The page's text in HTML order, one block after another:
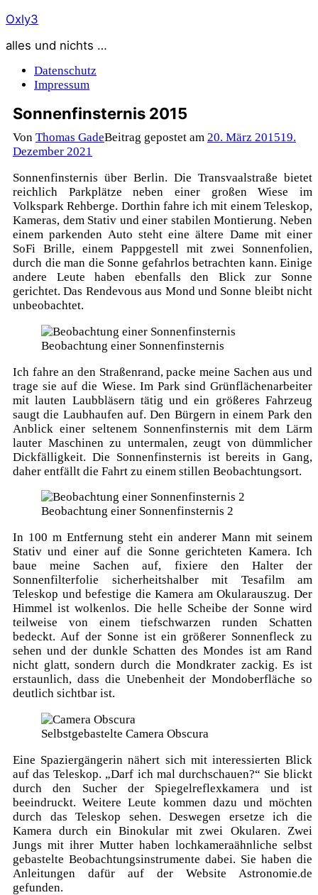
Zum
springen
Oxly3
alles und nichts …
Datenschutz
Impressum
Sonnenfinsternis 2015
Von Thomas GadeBeitrag gepostet am 20. März 201519.
Dezember 2021
Sonnenfinsternis über Berlin. Die Transvaalstraße bietet
reichlich Parkplätze neben einer großen Wiese im
Volkspark Rehberge. Dorthin fahre ich mit einem Teleskop,
Kameras, dem Stativ und einer stabilen Montierung. Neben
einem parkenden Auto steht eine ältere Dame mit einer
SoFi Brille, einem Pappgestell mit zwei Sonnenfolien,
durch die man die Sonne gefahrlos betrachten kann. Einige
andere Leute haben ebenfalls den Blick zur Sonne
gerichtet. Das Rendevous aus Mond und Sonne bleibt nicht
unbeobachtet.
Beobachtung einer Sonnenfinsternis
Ich fahre an den Straßenrand, packe meine Sachen aus und
trage sie auf die Wiese. Im Park sind Grünflächenarbeiter
mit lauten Laubbläsern tätig und ein größeres Fahrzeug
saugt die Laubhaufen auf. Den Bürgern in einem Park den
Anblick einer seltenem Sonnenfinsternis mit dem Lärm
lauter Maschinen zu untermalen, zeugt von dümmlicher
Dickfälligkeit. Die Sonnenfinsternis ist bereits in Gang,
daher entfällt die Fahrt zu einem stillen Beobachtungsort.
Beobachtung einer Sonnenfinsternis 2
In 100 m Entfernung steht ein anderer Mann mit seinem
Stativ und einer auf die Sonne gerichteten Kamera. Ich
baue meine Sachen auf, fixiere den Halter der
Sonnenfilterfolie sicherheitshalber mit Tesafilm am
Teleskop und befestige die Kamera am Okularauszug. Der
Himmel ist wolkenlos. Die helle Scheibe der Sonne wird
teilweise von einem tiefschwarzen runden Schatten
bedeckt. Auf der Sonne ist ein größerer Sonnenfleck zu
sehen und der dunkle Schatten des Mondes ist am Rand
nicht glatt, sondern durch die Mondkrater zackig. Es ist
erstaunlich, dass die Unebenheit der Mondoberfläche so
deutlich sichtbar ist.
Selbstgebastelte Camera Obscura
Eine Spaziergängerin nähert sich mit interessierten Blick
auf das Teleskop. „Darf ich mal durchschauen?“ Sie blickt
durch den Sucher der Spiegelreflexkamera und ist
beeindruckt. Weitere Leute kommen dazu und möchten
durch das Teleskop sehen. Deswegen ersetze ich die
Kamera durch ein Binokular mit zwei Okularen. Zwei
Jungs mit ihrer Mutter haben lochkameraähnliche selbst
gebastelte Beobachtungsinstrumente dabei. Sie haben die
Anleitungen dafür auf der Website Astronomie.de
gefunden.